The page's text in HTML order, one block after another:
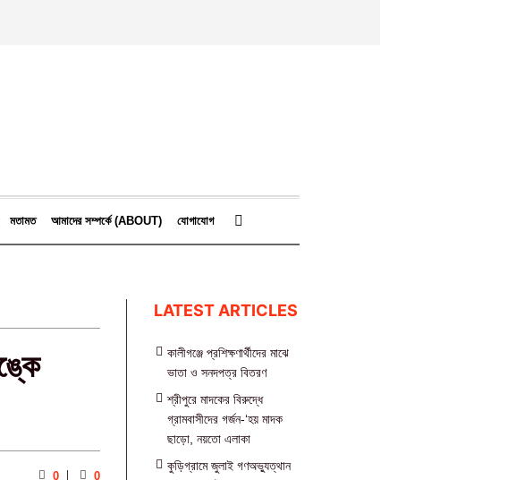
মতামত আমাদের সম্পর্কে (ABOUT) যোগাযোগ
0 0
LATEST ARTICLES
কালীগঞ্জে প্রশিক্ষণার্থীদের মাঝে
ভাতা ও সনদপত্র বিতরণ
শ্রীপুরে মাদকের বিরুদ্ধে
গ্রামবাসীদের গর্জন-‘হয় মাদক
ছাড়ো, নয়তো এলাকা
কুড়িগ্রামে জুলাই গণঅভ্যুত্থান